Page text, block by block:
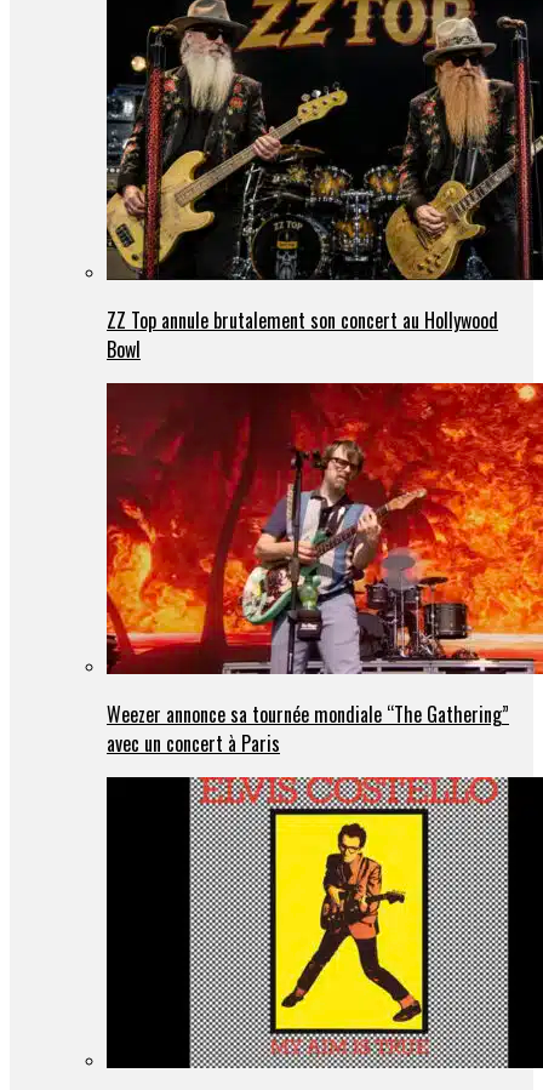
ZZ Top annule brutalement son concert au Hollywood
Bowl
Weezer annonce sa tournée mondiale “The Gathering”
avec un concert à Paris